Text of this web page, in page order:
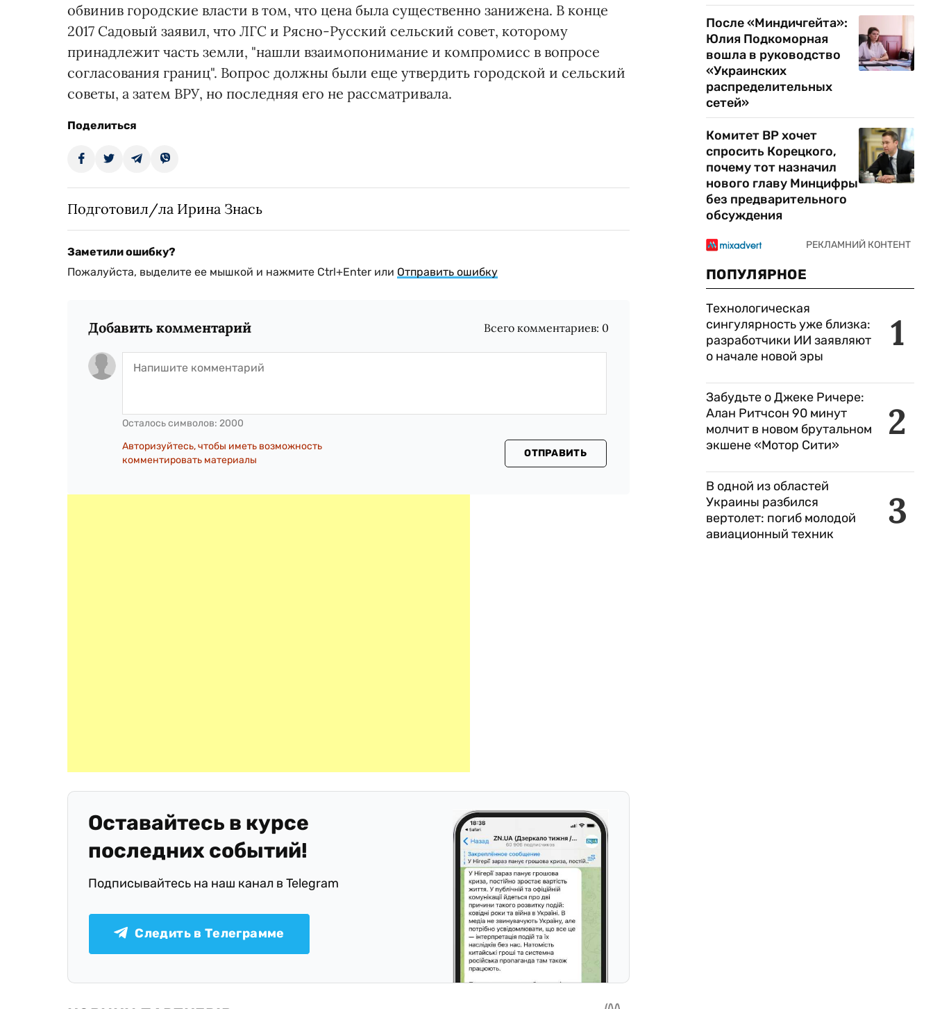
обвинив городские власти в том, что цена была существенно занижена. В конце
2017 Садовый заявил, что ЛГС и Рясно-Русский сельский совет, которому
принадлежит часть земли, "нашли взаимопонимание и компромисс в вопросе
согласования границ". Вопрос должны были еще утвердить городской и сельский
советы, а затем ВРУ, но последняя его не рассматривала.
Поделиться
Подготовил/ла Ирина Знась
Заметили ошибку?
Пожалуйста, выделите ее мышкой и нажмите Ctrl+Enter или Отправить ошибку
Добавить комментарий Всего комментариев: 0
Осталось символов: 2000
Авторизуйтесь, чтобы иметь возможность
комментировать материалы
ОТПРАВИТЬ
Оставайтесь в курсе
последних событий!
Подписывайтесь на наш канал в Telegram
Следить в Телеграмме
После «Миндичгейта»:
Юлия Подкоморная
вошла в руководство
«Украинских
распределительных
сетей»
Комитет ВР хочет
спросить Корецкого,
почему тот назначил
нового главу Минцифры
без предварительного
обсуждения
ПОПУЛЯРНОЕ
1
Технологическая
сингулярность уже близка:
разработчики ИИ заявляют
о начале новой эры
2
Забудьте о Джеке Ричере:
Алан Ритчсон 90 минут
молчит в новом брутальном
экшене «Мотор Сити»
3
В одной из областей
Украины разбился
вертолет: погиб молодой
авиационный техник